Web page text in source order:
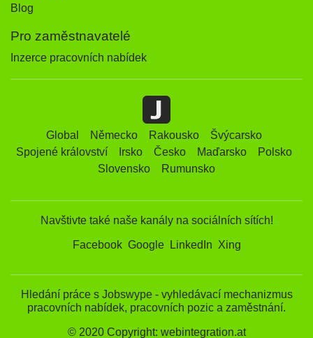
Blog
Pro zaměstnavatelé
Inzerce pracovních nabídek
Global Německo Rakousko
Švýcarsko
Spojené království
Irsko Česko Maďarsko
Polsko
Slovensko
Rumunsko
Navštivte také naše kanály na sociálních sítích!
Facebook Google LinkedIn Xing
Hledání práce s Jobswype - vyhledávací mechanizmus
pracovních nabídek, pracovních pozic a zaměstnání.
© 2020 Copyright: webintegration.at